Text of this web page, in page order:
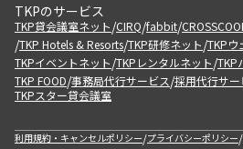
TKPのサービス
TKP貸会議室ネット/CIRQ/fabbit/
/TKP Hotels & Resorts/TKP研修ネット/TKPウ
TKPイベントネット/TKPレンタルネット/TKP
TKP FOOD/事務局代行サービス/採用代行サー
TKPスター貸会議室
利用規約・キャンセルポリシー/プライバシーポリシー/